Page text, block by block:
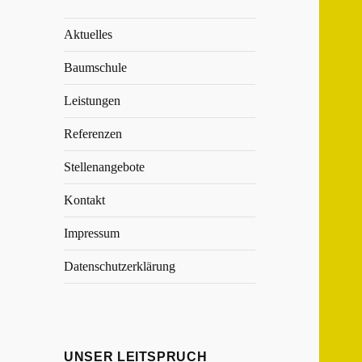
Aktuelles
Baumschule
Leistungen
Referenzen
Stellenangebote
Kontakt
Impressum
Datenschutzerklärung
UNSER LEITSPRUCH